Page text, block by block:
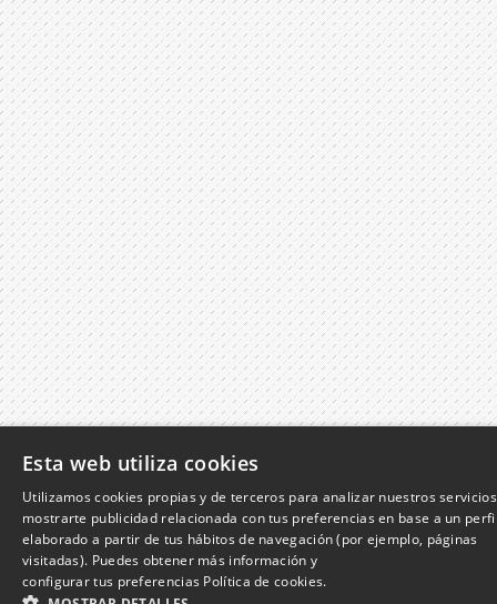
Esta web utiliza cookies
Utilizamos cookies propias y de terceros para analizar nuestros
mostrarte publicidad relacionada con tus preferencias en base a un
elaborado a partir de tus hábitos de navegación (por ejemplo, páginas
visitadas). Puedes obtener más información y
configurar tus preferencias Política de cookies.